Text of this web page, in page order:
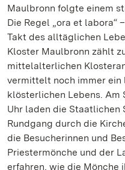
Maulbronn folgte einem
Die Regel „ora et labora“
Takt des alltäglichen
Kloster Maulbronn zählt
mittelalterlichen
vermittelt noch immer ein
klösterlichen Lebens. Am
Uhr laden die Staatlichen
Rundgang durch die
die Besucherinnen und
Priestermönche und der
erfahren, wie die Mönche